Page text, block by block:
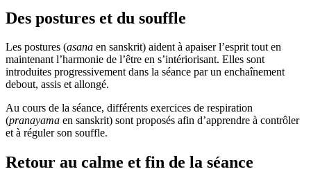
Des postures et du souffle
Les postures (asana en sanskrit) aident à apaiser l’esprit tout en
maintenant l’harmonie de l’être en s’intériorisant. Elles sont
introduites progressivement dans la séance par un enchaînement
debout, assis et allongé.
Au cours de la séance, différents exercices de respiration
(pranayama en sanskrit) sont proposés afin d’apprendre à contrôler
et à réguler son souffle.
Retour au calme et fin de la séance